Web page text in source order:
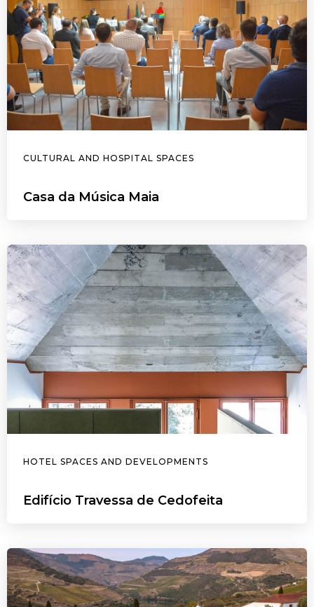
CULTURAL AND HOSPITAL SPACES
Casa da Música Maia
HOTEL SPACES AND DEVELOPMENTS
Edifício Travessa de Cedofeita